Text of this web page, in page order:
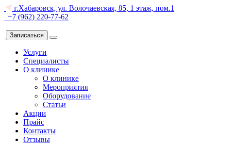
г.Хабаровск, ул. Волочаевская, 85, 1 этаж, пом.1
+7 (962) 220-77-62
Записаться
Услуги
Специалисты
О клинике
О клинике
Мероприятия
Оборудование
Статьи
Акции
Прайс
Контакты
Отзывы